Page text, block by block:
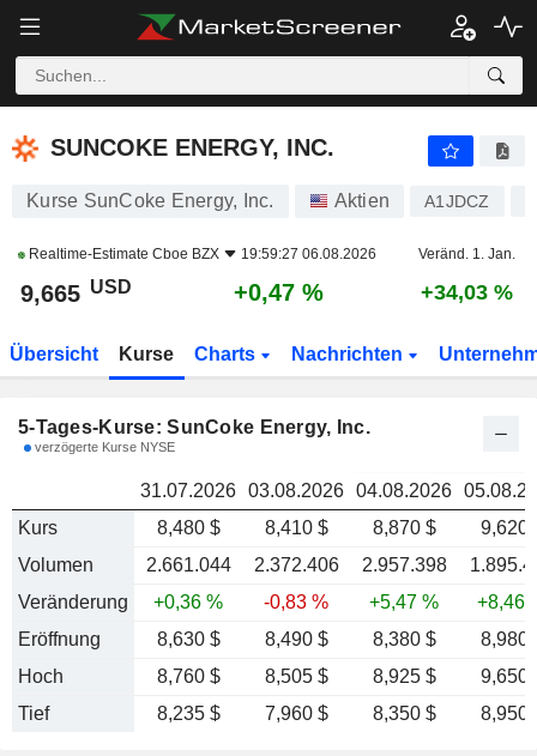
SUNCOKE ENERGY, INC. 9,665
SUNCOKE ENERGY, INC.
Kurse SunCoke Energy, Inc. Aktien A1JDCZ
Realtime-Estimate Cboe BZX 19:59:27 06.08.2026 Veränd. 1. Jan.
9,665 USD +0,47 % +34,03 %
Übersicht Kurse Charts Nachrichten
5-Tages-Kurse: SunCoke Energy, Inc.
verzögerte Kurse NYSE
31.07.2026 03.08.2026 04.08.2026
Kurs
8,480 $ 8,410 $ 8,870 $
9,620
Volumen
2.661.044 2.372.406 2.957.398
Veränderung
+0,36 % -0,83 % +5,47 %
+8,46
Eröffnung
8,630 $ 8,490 $ 8,380 $
8,980
Hoch
8,760 $ 8,505 $ 8,925 $
9,650
Tief
8,235 $ 7,960 $ 8,350 $ 8,950